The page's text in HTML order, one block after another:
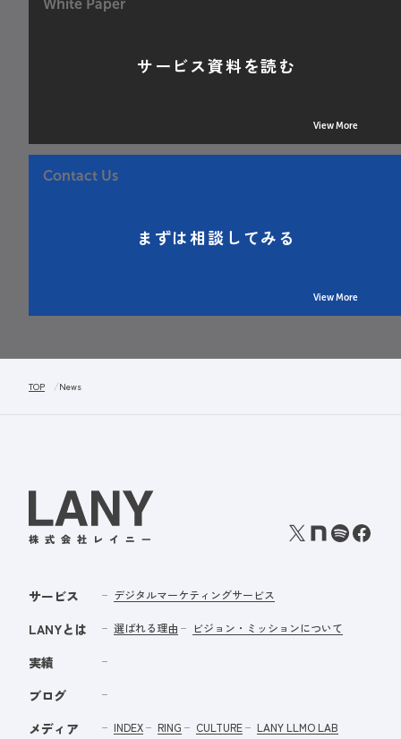
White Paper
サービス資料を読む
View More
Contact Us
まずは相談してみる
View More
TOP News
サービス デジタルマーケティングサービス
LANYとは 選ばれる理由 ビジョン・ミッションについて
実績
ブログ
メディア
INDEX RING CULTURE LANY LLMO LAB